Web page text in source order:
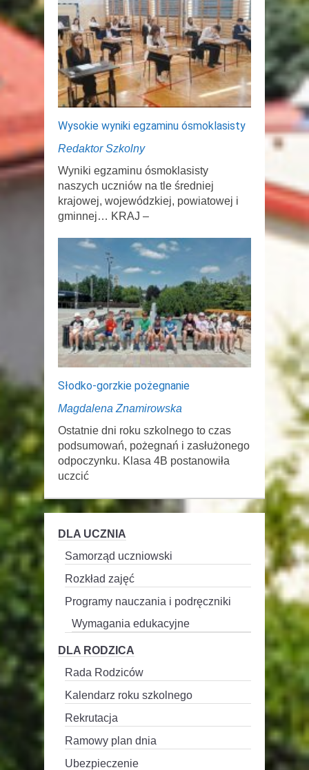
Wysokie wyniki egzaminu ósmoklasisty
Redaktor Szkolny
Wyniki egzaminu ósmoklasisty
naszych uczniów na tle średniej
krajowej, wojewódzkiej, powiatowej i
gminnej… KRAJ –
Słodko-gorzkie pożegnanie
Magdalena Znamirowska
Ostatnie dni roku szkolnego to czas
podsumowań, pożegnań i zasłużonego
odpoczynku. Klasa 4B postanowiła
uczcić
DLA UCZNIA
Samorząd uczniowski
Rozkład zajęć
Programy nauczania i podręczniki
Wymagania edukacyjne
DLA RODZICA
Rada Rodziców
Kalendarz roku szkolnego
Rekrutacja
Ramowy plan dnia
Ubezpieczenie